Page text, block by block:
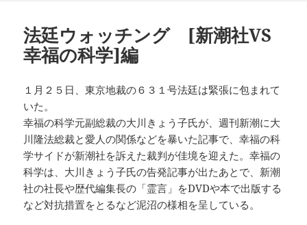
法廷ウォッチング [新潮社VS
幸福の科学]編
１月２５日、東京地裁の６３１号法廷は緊張に包まれて
いた。
幸福の科学元副総裁の大川きょう子氏が、週刊新潮に大
川隆法総裁と愛人の関係などを暴いた記事で、幸福の科
学サイドが新潮社を訴えた裁判が佳境を迎えた。幸福の
科学は、大川きょう子氏の告発記事が出たあとで、新潮
社の社長や歴代編集長の「霊言」をDVDや本で出版する
など対抗措置をとるなど泥沼の様相を呈している。